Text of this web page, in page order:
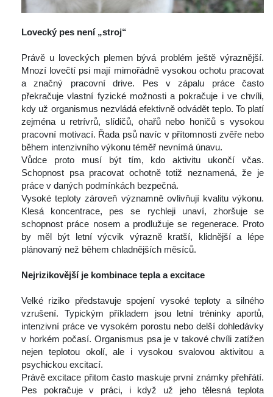
Lovecký pes není „stroj“
Právě u loveckých plemen bývá problém ještě výraznější.
Mnozí lovečtí psi mají mimořádně vysokou ochotu pracovat
a značný pracovní drive. Pes v zápalu práce často
překračuje vlastní fyzické možnosti a pokračuje i ve chvíli,
kdy už organismus nezvládá efektivně odvádět teplo. To platí
zejména u retrívrů, slídičů, ohařů nebo honičů s vysokou
pracovní motivací. Řada psů navíc v přítomnosti zvěře nebo
během intenzivního výkonu téměř nevnímá únavu.
Vůdce proto musí být tím, kdo aktivitu ukončí včas.
Schopnost psa pracovat ochotně totiž neznamená, že je
práce v daných podmínkách bezpečná.
Vysoké teploty zároveň významně ovlivňují kvalitu výkonu.
Klesá koncentrace, pes se rychleji unaví, zhoršuje se
chopnost práce nosem a prodlužuje se regenerace. Proto
by měl být letní výcvik výrazně kratší, klidnější a lépe
plánovaný než během chladnějších měsíců.
Nejrizikovější je kombinace tepla a excitace
Velké riziko představuje spojení vysoké teploty a silného
vzrušení. Typickým příkladem jsou letní tréninky aportů,
intenzivní práce ve vysokém porostu nebo delší dohledávky
v horkém počasí. Organismus psa je v takové chvíli zatížen
nejen teplotou okolí, ale i vysokou svalovou aktivitou a
psychickou excitací.
Právě excitace přitom často maskuje první známky přehřátí.
Pes pokračuje v práci, i když už jeho tělesná teplota